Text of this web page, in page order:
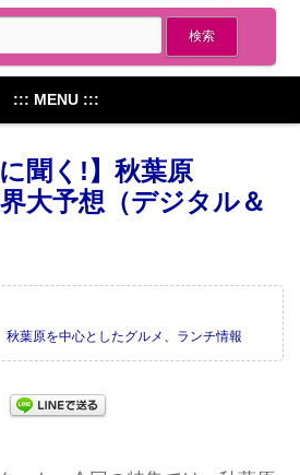
::: MENU :::
聞く!】秋葉原
界大予想（デジタル＆
葉原を中心としたグルメ、ランチ情報